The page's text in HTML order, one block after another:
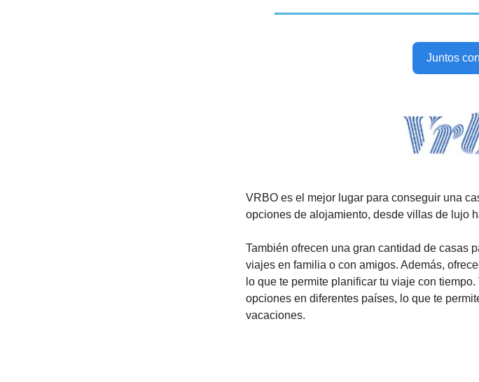
Juntos
VRBO es el mejor lugar para conseguir una
opciones de alojamiento, desde villas de lujo
También ofrecen una gran cantidad de casas
viajes en familia o con amigos. Además,
lo que te permite planificar tu viaje con
opciones en diferentes países, lo que te
vacaciones.